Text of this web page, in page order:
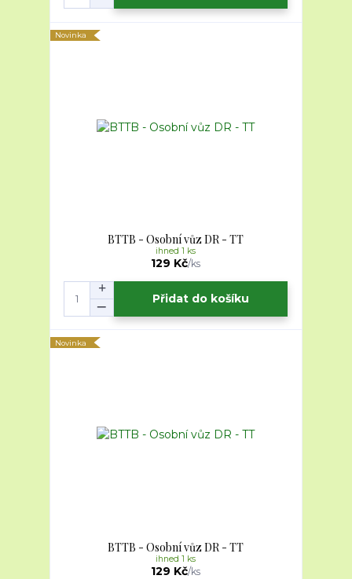
Novinka
BTTB - Osobní vůz DR - TT
129 Kč/ks
ihned 1 ks
Přidat do košíku
Novinka
BTTB - Osobní vůz DR - TT
129 Kč/ks
ihned 1 ks